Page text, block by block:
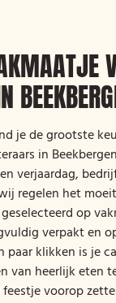
je de grootste
in
verjaardag,
regelen het
op
verpakt en
paar klikken is je
van heerlijk eten
voorop